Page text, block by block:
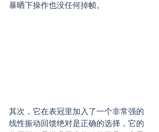
暴晒下操作也没任何掉帧。
其次，它在表冠里加入了一个非常强的
线性振动回馈绝对是正确的选择，它的